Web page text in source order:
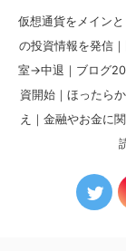
仮想通貨をメイン
の投資情報を発信
室→中退｜ブログ
資開始｜ほったら
え｜金融やお金に